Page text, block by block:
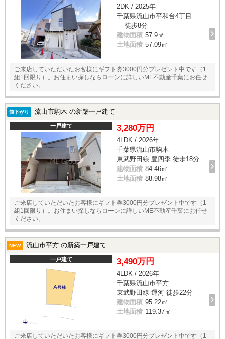
2DK / 2025年
千葉県流山市平和台4丁目
- - 徒歩8分
建物面積 57.9㎡
土地面積 57.09㎡
ご来店していただいたお客様にギフト券3000円分プレゼント中です（1
組1回限り）。お住まい探しならローンに詳しいME不動産千葉にお任せ
ください。
値下がり 流山市駒木 の新築一戸建て
一戸建て 3,280万円
4LDK / 2026年
千葉県流山市駒木
東武野田線 豊四季 徒歩18分
建物面積 84.46㎡
土地面積 88.98㎡
ご来店していただいたお客様にギフト券3000円分プレゼント中です（1
組1回限り）。お住まい探しならローンに詳しいME不動産千葉にお任せ
ください。
NEW 流山市平方 の新築一戸建て
一戸建て 3,490万円
4LDK / 2026年
千葉県流山市平方
東武野田線 運河 徒歩22分
建物面積 95.22㎡
土地面積 119.37㎡
ご来店していただいたお客様にギフト券3000円分プレゼント中です（1